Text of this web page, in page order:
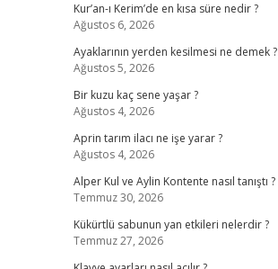
Kur’an-ı Kerim’de en kısa süre nedir ?
Ağustos 6, 2026
Ayaklarının yerden kesilmesi ne demek ?
Ağustos 5, 2026
Bir kuzu kaç sene yaşar ?
Ağustos 4, 2026
Aprin tarım ilacı ne işe yarar ?
Ağustos 4, 2026
Alper Kul ve Aylin Kontente nasıl tanıştı ?
Temmuz 30, 2026
Kükürtlü sabunun yan etkileri nelerdir ?
Temmuz 27, 2026